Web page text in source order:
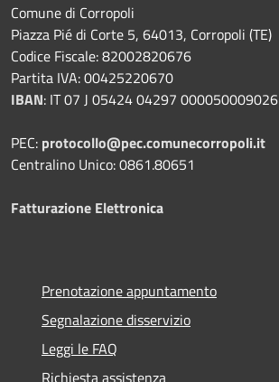
Comune di Corropoli
Piazza Pié di Corte 5, 64013, Corropoli (TE)
Codice Fiscale: 82002820676
Partita IVA: 00425220670
IBAN: IT 07 J 05424 04297 000050009026
PEC: protocollo@pec.comunecorropoli.it
Centralino Unico: 0861.80651
Fatturazione Elettronica
Prenotazione appuntamento
Segnalazione disservizio
Leggi le FAQ
Richiesta assistenza